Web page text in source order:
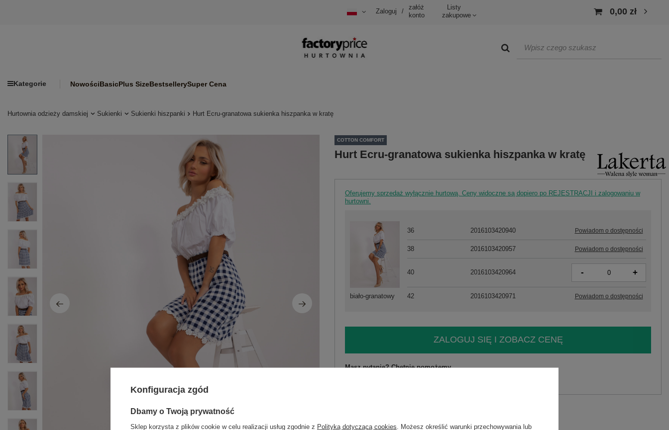
Zaloguj /
załóż
konto
Listy
zakupowe
0,00 zł
Kategorie NowościBasicPlus SizeBestsellerySuper Cena
Hurtownia odzieży damskiej Sukienki Sukienki hiszpanki Hurt Ecru-granatowa sukienka hiszpanka w kratę
COTTON COMFORT
Hurt Ecru-granatowa sukienka hiszpanka w kratę
Oferujemy sprzedaż wyłącznie hurtową. Ceny widoczne są dopiero po REJESTRACJI i zalogowaniu w
hurtowni.
biało-granatowy
36 2016103420940 Powiadom o dostępności
38 2016103420957 Powiadom o dostępności
40 2016103420964 - +
42 2016103420971 Powiadom o dostępności
ZALOGUJ SIĘ I ZOBACZ CENĘ
Masz pytanie? Chętnie pomożemy.
Konfiguracja zgód
Dbamy o Twoją prywatność
Sklep korzysta z plików cookie w celu realizacji usług zgodnie z Polityką dotyczącą cookies . Możesz określić warunki przechowywania lub